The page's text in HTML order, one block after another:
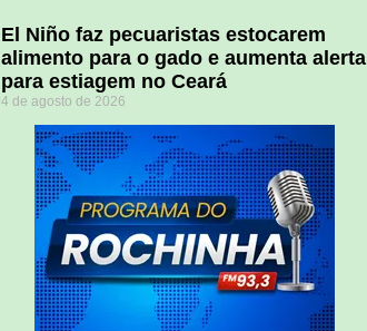
El Niño faz pecuaristas estocarem
alimento para o gado e aumenta alerta
para estiagem no Ceará
4 de agosto de 2026